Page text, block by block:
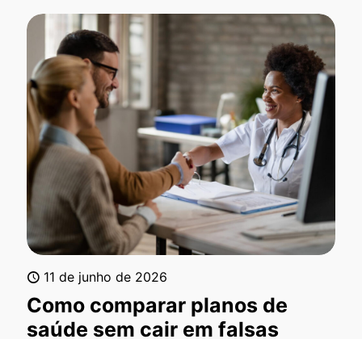
11 de junho de 2026
Como comparar planos de
saúde sem cair em falsas